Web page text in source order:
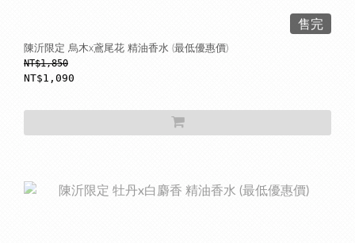
售完
陳沂限定 烏木x鳶尾花 精油香水 (最低優惠價)
NT$1,850
NT$1,090